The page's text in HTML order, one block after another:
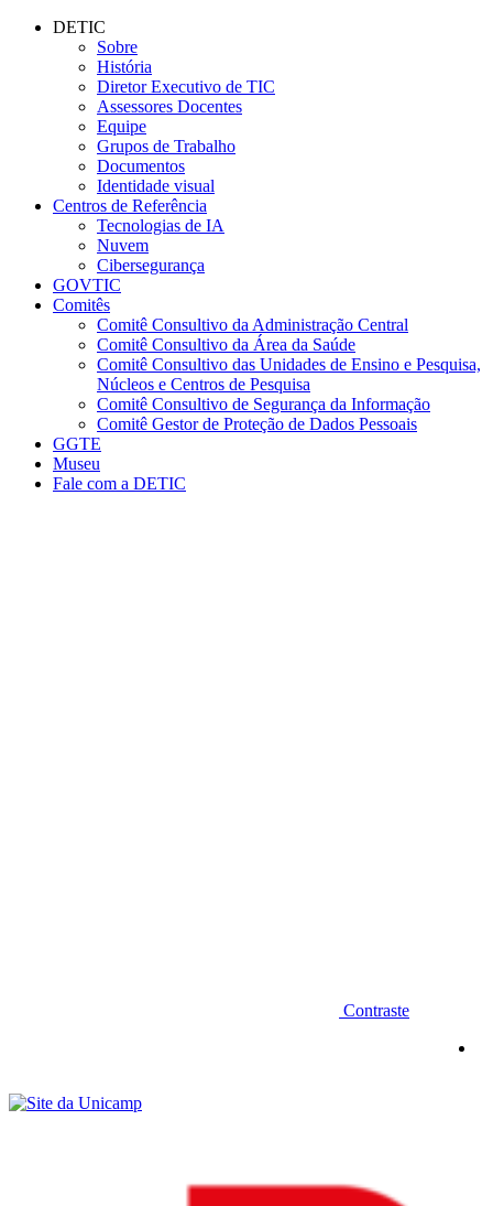
Conteúdo principal
DETIC
Sobre
História
Diretor Executivo de TIC
Assessores Docentes
Equipe
Grupos de Trabalho
Documentos
Identidade visual
Centros de Referência
Tecnologias de IA
Nuvem
Cibersegurança
GOVTIC
Comitês
Comitê Consultivo da Administração Central
Comitê Consultivo da Área da Saúde
Comitê Consultivo das Unidades de Ensino e Pesquisa,
Núcleos e Centros de Pesquisa
Comitê Consultivo de Segurança da Informação
Comitê Gestor de Proteção de Dados Pessoais
GGTE
Museu
Fale com a DETIC
Contraste